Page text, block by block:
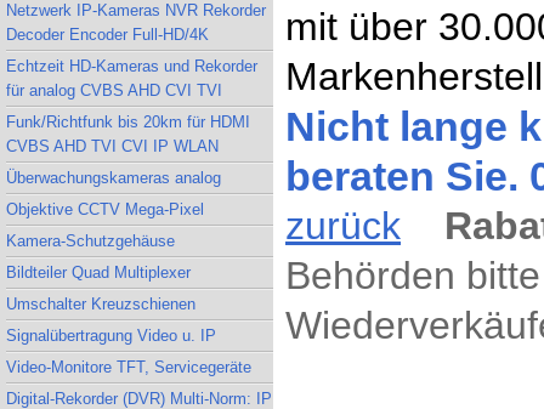
Netzwerk IP-Kameras NVR Rekorder
Decoder Encoder Full-HD/4K
Echtzeit HD-Kameras und Rekorder
für analog CVBS AHD CVI TVI
Funk/Richtfunk bis 20km für HDMI
CVBS AHD TVI CVI IP WLAN
Überwachungskameras analog
Objektive CCTV Mega-Pixel
Kamera-Schutzgehäuse
Bildteiler Quad Multiplexer
Umschalter Kreuzschienen
Signalübertragung Video u. IP
Video-Monitore TFT, Servicegeräte
Digital-Rekorder (DVR) Multi-Norm: IP
mit über
Nicht lange
beraten Sie.
zurück
Behörden